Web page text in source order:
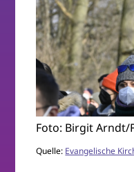
Foto: Birgit Arndt/
Quelle: Evangelische